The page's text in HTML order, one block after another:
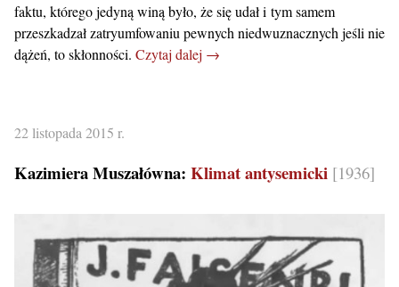
faktu, którego jedyną winą było, że się udał i tym samem
przeszkadzał zatryumfowaniu pewnych niedwuznacznych jeśli nie
dążeń, to skłonności. Czytaj dalej →
22 listopada 2015 r.
Kazimiera Muszałówna: Klimat antysemicki [1936]